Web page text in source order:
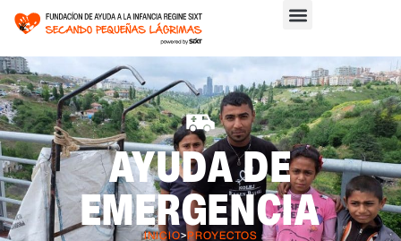
AYUDA DE
EMERGENCIA
INICIO>PROYECTOS